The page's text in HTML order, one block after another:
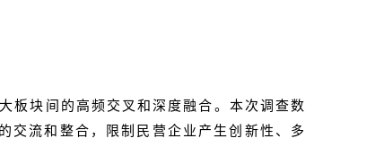
板块间的高频交叉和深度融合。本次调查数
交流和整合，限制民营企业产生创新性、多